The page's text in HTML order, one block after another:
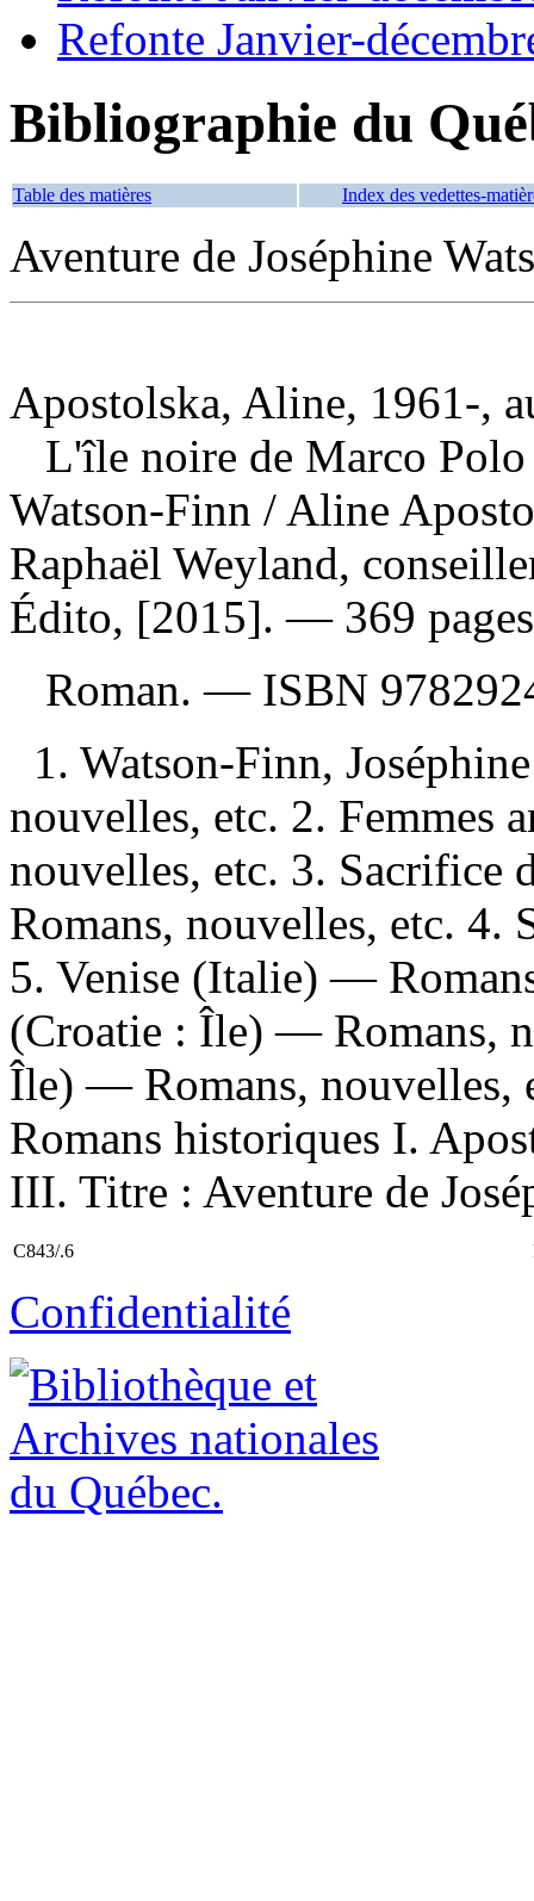
Refonte Janvier-
Bibliographie du
Table des matières Index des vedettes-
Aventure de Joséphine
Apostolska, Aline, 1961-,
L'île noire de Marco Polo
Watson-Finn / Aline
Raphaël Weyland,
Édito, [2015]. — 369
Roman. — ISBN
1. Watson-Finn,
nouvelles, etc. 2. Femmes
nouvelles, etc. 3.
Romans, nouvelles, etc. 4.
5. Venise (Italie) —
(Croatie : Île) — Romans,
Île) — Romans, nouvelles,
Romans historiques I.
III. Titre : Aventure de
C843/.6
Confidentialité